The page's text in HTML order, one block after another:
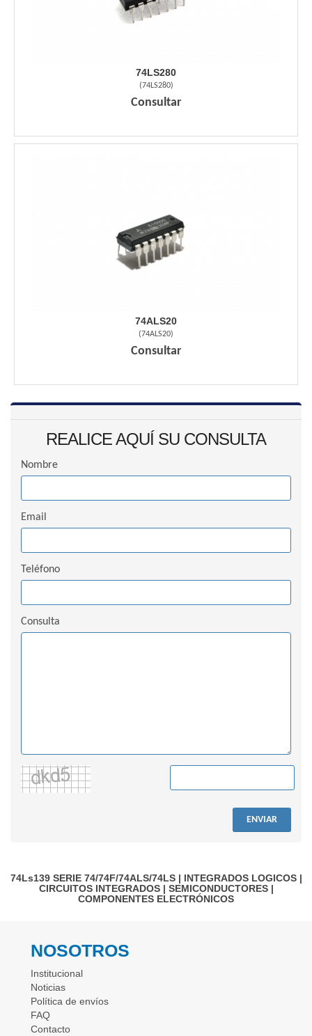
74LS280
(74LS280)
Consultar
74ALS20
(74ALS20)
Consultar
REALICE AQUÍ SU CONSULTA
Nombre
Email
Teléfono
Consulta
ENVIAR
74Ls139 SERIE 74/74F/74ALS/74LS| INTEGRADOS LOGICOS|
CIRCUITOS INTEGRADOS| SEMICONDUCTORES|
COMPONENTES ELECTRÓNICOS
NOSOTROS
Institucional
Noticias
Política de envíos
FAQ
Contacto